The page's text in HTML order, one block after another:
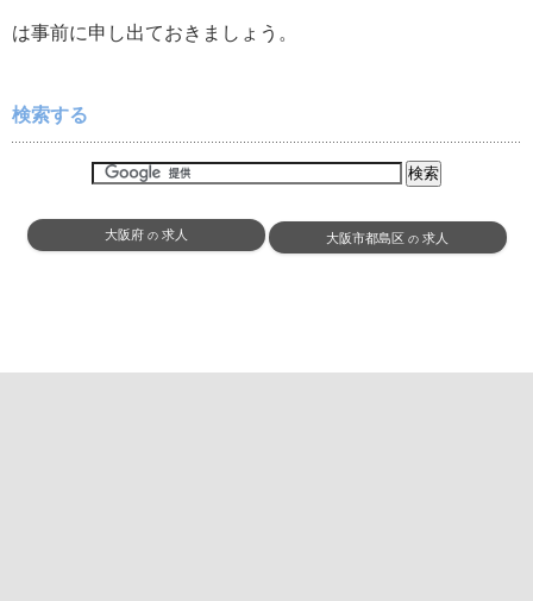
は事前に申し出ておきましょう。
検索する
大阪府の 求人 大阪市都島区 の 求人